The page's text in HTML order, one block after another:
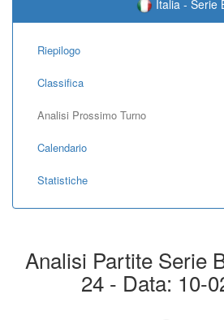
Italia - Serie
Riepilogo
Classifica
Analisi Prossimo Turno
Calendario
Statistiche
Analisi Partite Serie
24 - Data: 10-